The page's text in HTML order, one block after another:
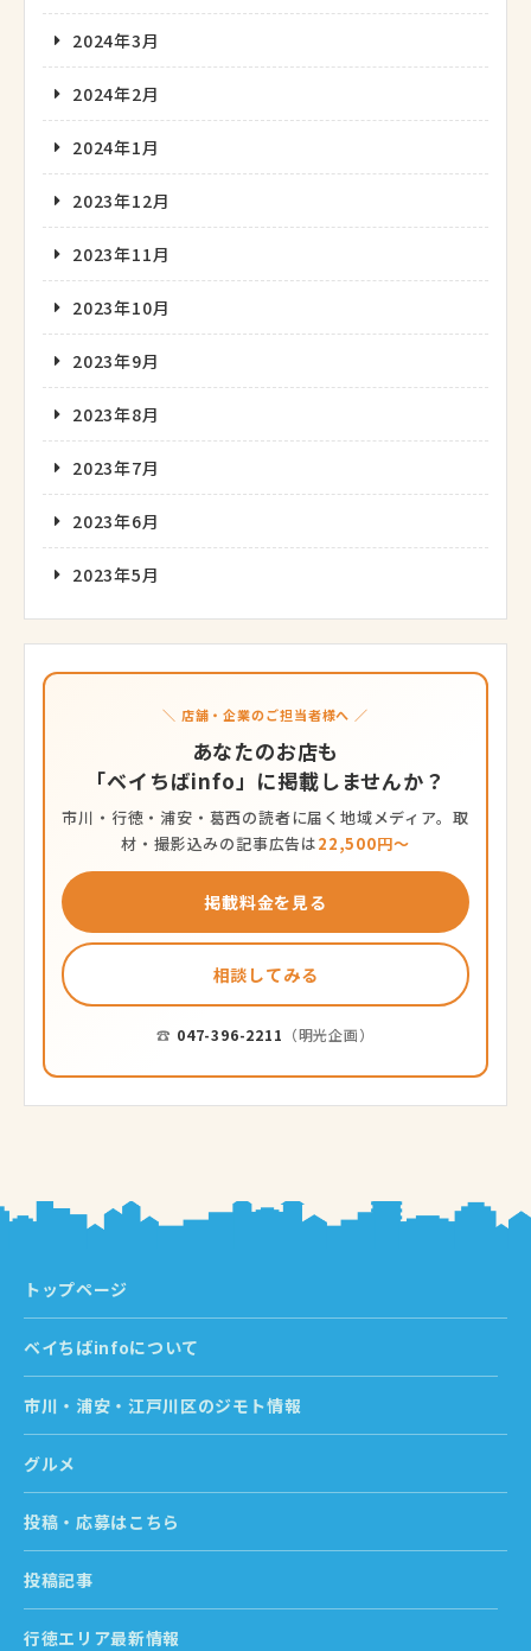
2024年3月
2024年2月
2024年1月
2023年12月
2023年11月
2023年10月
2023年9月
2023年8月
2023年7月
2023年6月
2023年5月
＼ 店舗・企業のご担当者様へ ／
あなたのお店も
「ベイちばinfo」に掲載しませんか？
市川・行徳・浦安・葛西の読者に届く地域メディア。取
材・撮影込みの記事広告は22,500円〜
掲載料金を見る
相談してみる
☎ 047-396-2211 （明光企画）
トップページ
ベイちばinfoについて
市川・浦安・江戸川区のジモト情報
グルメ
投稿・応募はこちら
投稿記事
行徳エリア最新情報